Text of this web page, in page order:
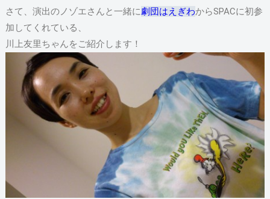
さて、演出のノゾエさんと一緒に劇団はえぎわからSPACに初参
加してくれている、
川上友里ちゃんをご紹介します！